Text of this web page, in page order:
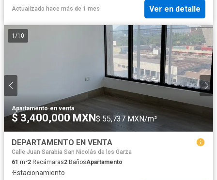
Actualizado hace más de 1 mes Ver en detalle
1 /10
Apartamento·en venta
$ 3,400,000 MXN$ 55,737 MXN/m²
DEPARTAMENTO EN VENTA
Calle Juan Sarabia San Nicolás de los Garza
61 m²2 Recámaras2 BañosApartamento
·Estacionamiento